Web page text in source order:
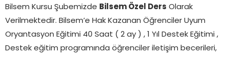
Bilsem Kursu Şubemizde Bilsem Özel Ders Olarak
Verilmektedir. Bilsem’e Hak Kazanan Öğrenciler Uyum
Oryantasyon Eğitimi 40 Saat ( 2 ay ) , 1 Yıl Destek Eğitimi ,
Destek eğitim programında öğrenciler iletişim becerileri,